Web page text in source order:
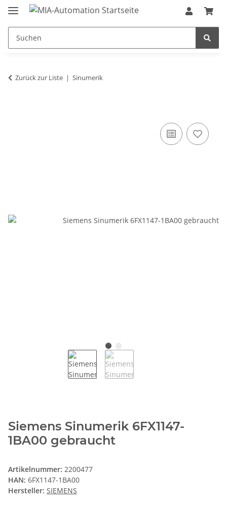
Zurück zur Liste Sinumerik
Siemens Sinumerik 6FX1147-
1BA00 gebraucht
Artikelnummer: 2200477
HAN: 6FX1147-1BA00
Hersteller: SIEMENS